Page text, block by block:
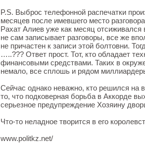
P.S. Выброс телефонной распечатки
месяцев после имевшего место
Рахат Алиев уже как месяц отсиживался
не сам записывает разговоры, все же
не причастен к записи этой болтовни.
…..??? Ответ прост. Тот, кто обладает
финансовыми средствами. Таких в
немало, все сплошь и рядом
Сейчас однако неважно, кто решился на
то, что подковерная борьба в Аккорде
серьезное предупреждение Хозяину
Что-то неладное творится в его
www.politkz.net/